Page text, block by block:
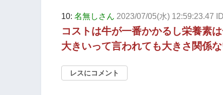
10: 名無しさん 2023/07/05(水) 12:59:23.47
コストは牛が一番かかるし栄養素
大きいって言われても大きさ関係
レスにコメント